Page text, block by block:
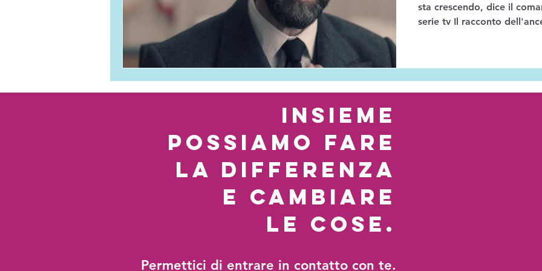
sta crescendo, dice il
serie tv Il racconto
insieme
possiamo fare
la differenza
e cambiare
le cose.
Permettici di entrare in contatto con te.